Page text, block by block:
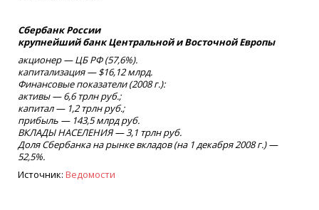
Сбербанк России
крупнейший банк Центральной и Восточной Европы
акционер — ЦБ РФ (57,6%).
капитализация — $16,12 млрд.
Финансовые показатели (2008г.):
активы — 6,6 трлн руб.;
капитал — 1,2 трлн руб.;
прибыль — 143,5 млрд руб.
ВКЛАДЫ НАСЕЛЕНИЯ — 3,1 трлн руб.
Доля Сбербанка на рынке вкладов (на 1 декабря 2008 г.) —
52,5%.
Источник: Ведомости